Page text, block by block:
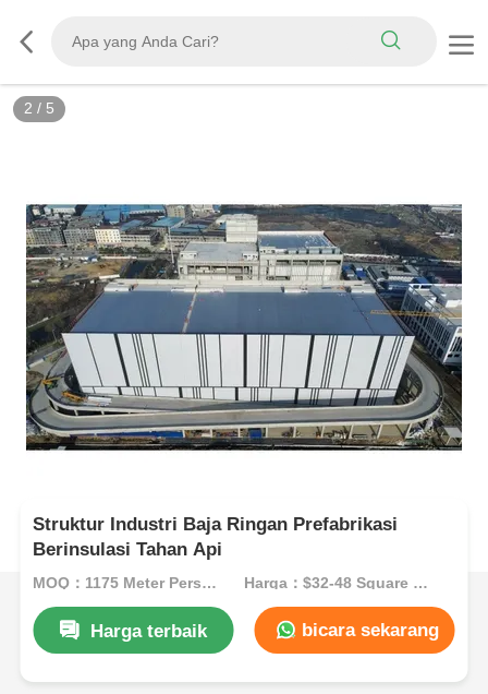
2 / 5
Struktur Industri Baja Ringan Prefabrikasi
Berinsulasi Tahan Api
MOQ：1175 Meter Persegi Harga：$32-48 Square Meters
Harga terbaik bicara sekarang